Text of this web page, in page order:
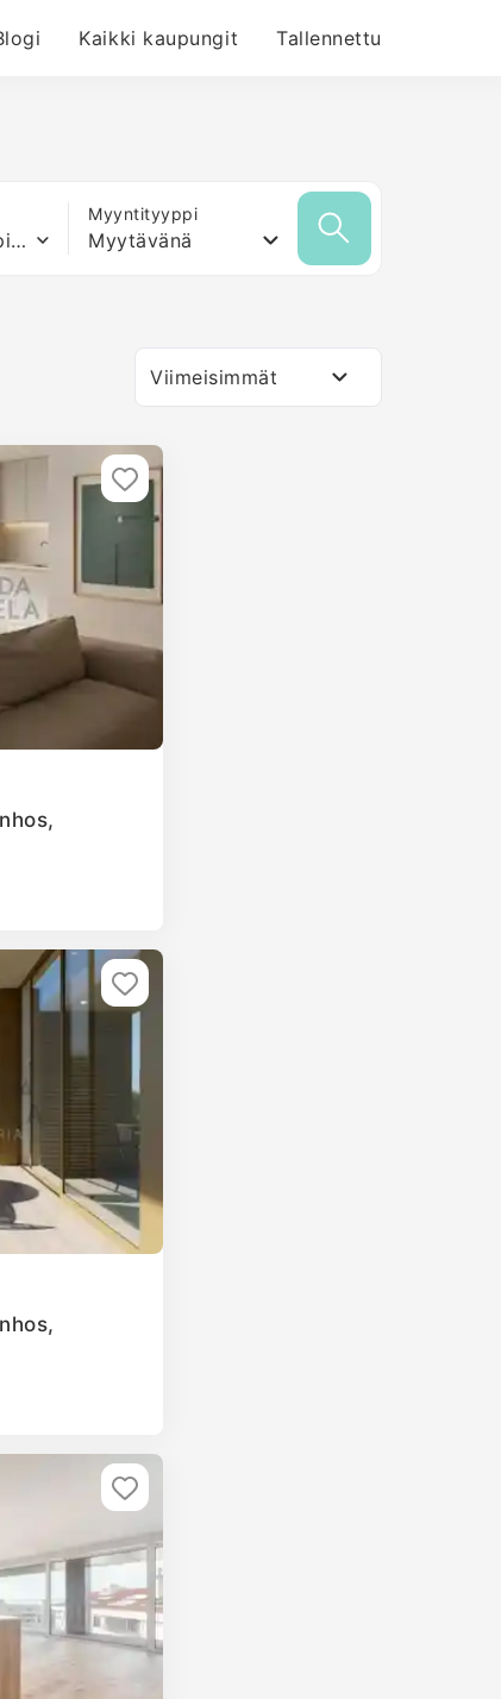
Kaikki kaupungit Tallennettu
Mikä tahansa pinta-ala
Myyntityyppi
Myytävänä
Viimeisimmät